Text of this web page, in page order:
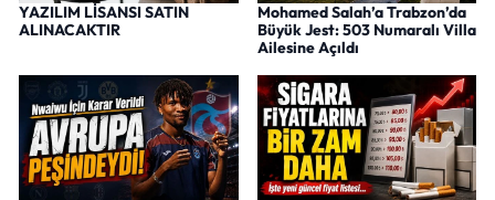
YAZILIM LİSANSI SATIN
ALINACAKTIR
Mohamed Salah’a Trabzon’da
Büyük Jest: 503 Numaralı Villa
Ailesine Açıldı